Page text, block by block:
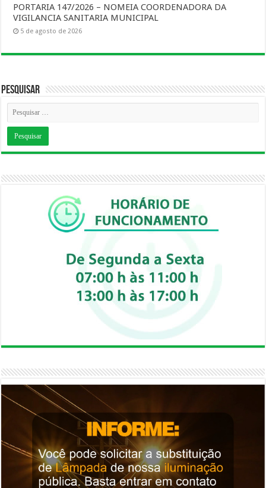
PORTARIA 147/2026 – NOMEIA COORDENADORA DA
VIGILANCIA SANITARIA MUNICIPAL
5 de agosto de 2026
Pesquisar